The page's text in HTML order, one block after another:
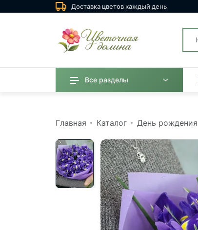
Доставка цветов каждый день
Все разделы
Главная Каталог День рождения